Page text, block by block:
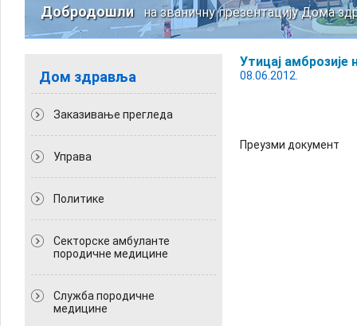
Добродошлина званичну презентацију Дома
Дом здравља
Заказивање прегледа
Управа
Политикe
Секторске амбуланте
породичне медицине
Служба породичне
медицине
Утицај
08.06.2012.
Преузми документ